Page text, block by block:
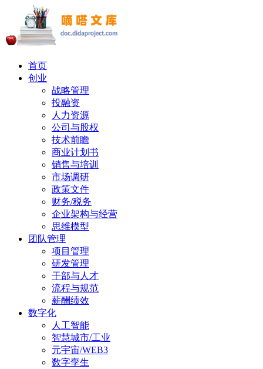
首页
创业
战略管理
投融资
人力资源
公司与股权
技术前瞻
商业计划书
销售与培训
市场调研
政策文件
财务/税务
企业架构与经营
思维模型
团队管理
项目管理
研发管理
干部与人才
流程与规范
薪酬绩效
数字化
人工智能
智慧城市/工业
元宇宙/WEB3
数字孪生